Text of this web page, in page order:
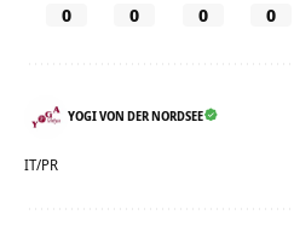
0 0 0 0
YOGI VON DER NORDSEE
IT/PR